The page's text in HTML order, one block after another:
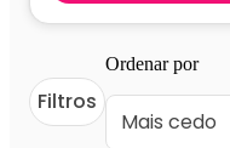
Filtros
Ordenar por